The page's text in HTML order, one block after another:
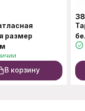
размер
В корзину